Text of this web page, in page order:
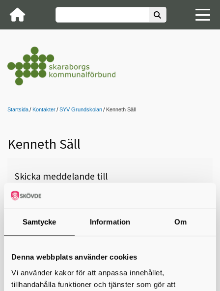
Samtycke Information Om
Denna webbplats använder cookies
Vi använder kakor för att anpassa innehållet,
tillhandahålla funktioner och tjänster som gör att
Startsida Kontakter SYV Grundskolan Kenneth Säll
Kenneth Säll
Skicka meddelande till
Kenneth Säll, Skara, Friskolan
Metis, 0511-323 02,
Din e-postadress